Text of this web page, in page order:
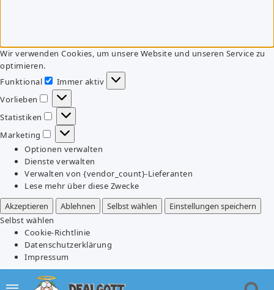
Wir verwenden Cookies, um unsere Website und unseren Service zu
optimieren.
Funktional
Funktional
Immer aktiv
Vorlieben
Vorlieben
Statistiken
Statistiken
Marketing
Marketing
Optionen verwalten
Dienste verwalten
Verwalten von {vendor_count}-Lieferanten
Lese mehr über diese Zwecke
Akzeptieren
Ablehnen Selbst wählen
Einstellungen speichern
Selbst wählen
Cookie-Richtlinie
Datenschutzerklärung
Impressum